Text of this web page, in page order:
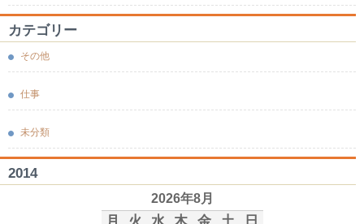
カテゴリー
その他
仕事
未分類
2014
2026年8月